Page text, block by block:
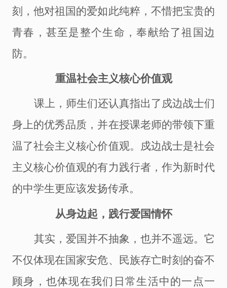
刻，他对祖国的爱如此纯粹，不惜把宝贵的
青春，甚至是整个生命，奉献给了祖国边
防。
重温社会主义核心价值观
课上，师生们还认真指出了戍边战士们
身上的优秀品质，并在授课老师的带领下重
温了社会主义核心价值观。戍边战士是社会
主义核心价值观的有力践行者，作为新时代
的中学生更应该发扬传承。
从身边起，践行爱国情怀
其实，爱国并不抽象，也并不遥远。它
不仅体现在国家安危、民族存亡时刻的奋不
顾身，也体现在我们日常生活中的一点一